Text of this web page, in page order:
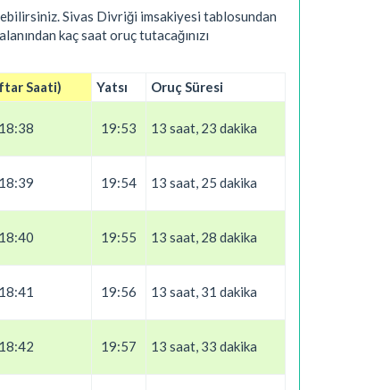
Sivas Divriği imsakiyesi tablosundan
kaç saat oruç tutacağınızı
Saati) Yatsı Oruç Süresi
18:38 19:53 13 saat, 23 dakika
18:39 19:54 13 saat, 25 dakika
18:40 19:55 13 saat, 28 dakika
18:41 19:56 13 saat, 31 dakika
18:42 19:57 13 saat, 33 dakika